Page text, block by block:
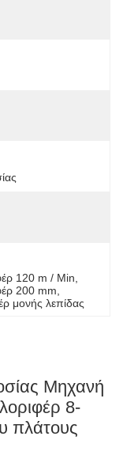
120 m / Min
200 mm
μονής λεπίδας
Μηχανή
8-
πλάτους